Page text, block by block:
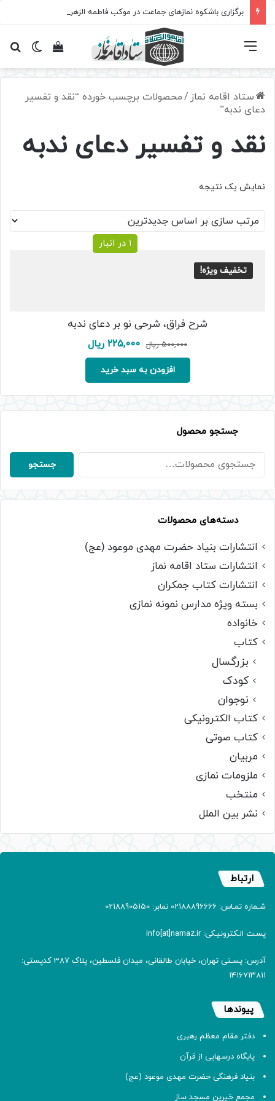
برگزاری باشکوه نمازهای جماعت در موکب فاطمه الزهرا (س)
تغییرمشاهده فهرست
ستاد اقامه نماز /محصولات برچسب خورده “نقد و تفسیر
دعای ندبه”
نقد و تفسیر دعای ندبه
نمایش یک نتیجه
تخفیف ویژه!
1 در انبار
شرح فراق، شرحی نو بر دعای ندبه
500,000 ریال قیمت
اصلی:
500,000 ریال
بود.
225,000 ریالقیمت
فعلی:
افزودن به سبد خرید
جستجو محصول
جستجو
برای:
جستجو
دسته‌های محصولات
انتشارات بنیاد حضرت مهدی موعود (عج)
انتشارات ستاد اقامه نماز
انتشارات کتاب جمکران
بسته ویژه مدارس نمونه نمازی
خانواده
کتاب
بزرگسال
کودک
نوجوان
کتاب الکترونیکی
کتاب صوتی
مربیان
ملزومات نمازی
منتخب
نشر بین الملل
ارتباط
شـماره تمـاس: 02188896666 نمابر: 02188905150
پسـت الـکترونیـکی: info[at]namaz.ir
آدرس: پسـتی تهران، خیابان طالقانی، میدان فلسطین، پلاک 387 کدپستی:
۱۴۱۶۷۱۳۸۱۱
پیوندها
دفتر مقام معظم رهبری
پایگاه درسهایی از قرآن
بنیاد فرهنگی حضرت مهدی موعود (عج)
مجمع خیرین مسجد ساز